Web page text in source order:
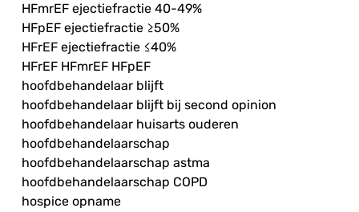
HFmrEF ejectiefractie 40-49%
HFpEF ejectiefractie ≥50%
HFrEF ejectiefractie ≤40%
HFrEF HFmrEF HFpEF
hoofdbehandelaar blijft
hoofdbehandelaar blijft bij second opinion
hoofdbehandelaar huisarts ouderen
hoofdbehandelaarschap
hoofdbehandelaarschap astma
hoofdbehandelaarschap COPD
hospice opname